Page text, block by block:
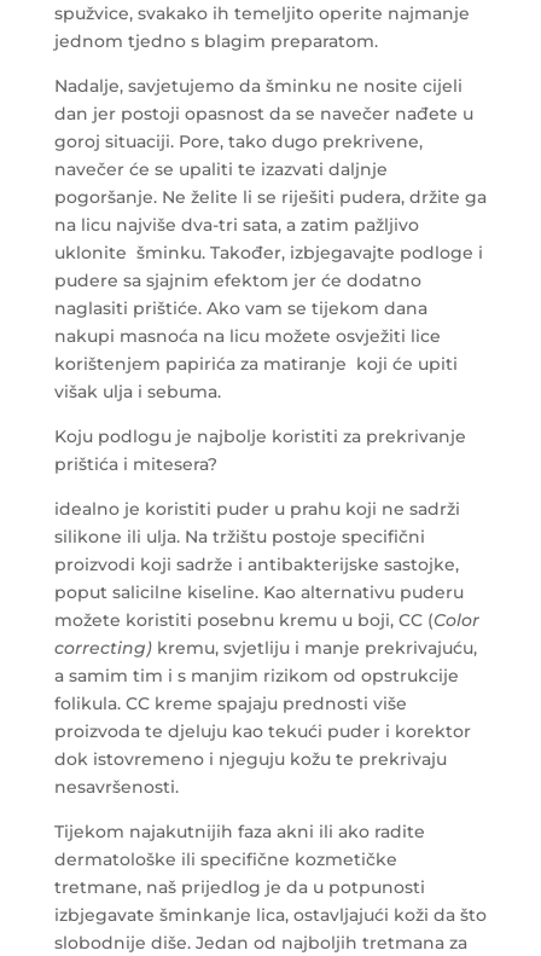
spužvice, svakako ih temeljito operite najmanje
jednom tjedno s blagim preparatom.
Nadalje, savjetujemo da šminku ne nosite cijeli
dan jer postoji opasnost da se navečer nađete u
goroj situaciji. Pore, tako dugo prekrivene,
navečer će se upaliti te izazvati daljnje
pogoršanje. Ne želite li se riješiti pudera, držite ga
na licu najviše dva-tri sata, a zatim pažljivo
uklonite šminku. Također, izbjegavajte podloge i
pudere sa sjajnim efektom jer će dodatno
naglasiti prištiće. Ako vam se tijekom dana
nakupi masnoća na licu možete osvježiti lice
korištenjem papirića za matiranje koji će upiti
višak ulja i sebuma.
Koju podlogu je najbolje koristiti za prekrivanje
prištića i mitesera?
idealno je koristiti puder u prahu koji ne sadrži
silikone ili ulja. Na tržištu postoje specifični
proizvodi koji sadrže i antibakterijske sastojke,
poput salicilne kiseline. Kao alternativu puderu
možete koristiti posebnu kremu u boji, CC (Color
correcting) kremu, svjetliju i manje prekrivajuću,
a samim tim i s manjim rizikom od opstrukcije
folikula. CC kreme spajaju prednosti više
proizvoda te djeluju kao tekući puder i korektor
dok istovremeno i njeguju kožu te prekrivaju
nesavršenosti.
Tijekom najakutnijih faza akni ili ako radite
dermatološke ili specifične kozmetičke
tretmane, naš prijedlog je da u potpunosti
izbjegavate šminkanje lica, ostavljajući koži da što
slobodnije diše. Jedan od najboljih tretmana za